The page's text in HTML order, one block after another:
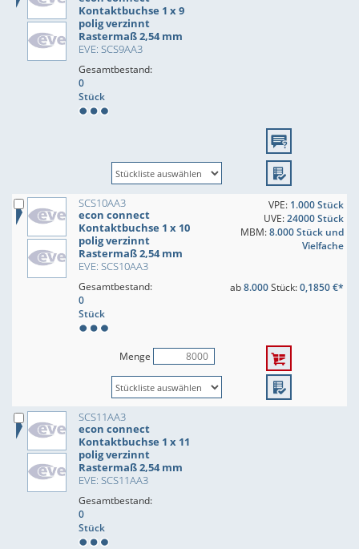
Kontaktbuchse 1 x 9
polig verzinnt
Rastermaß 2,54 mm
EVE: SCS9AA3
Gesamtbestand:
0
Stück
SCS10AA3
econ connect
Kontaktbuchse 1 x 10
polig verzinnt
Rastermaß 2,54 mm
EVE: SCS10AA3
VPE: 1.000 Stück
UVE:24000 Stück
MBM:8.000 Stück und
Vielfache
Gesamtbestand:
0
Stück
ab8.000Stück:0,1850 €*
Menge
SCS11AA3
econ connect
Kontaktbuchse 1 x 11
polig verzinnt
Rastermaß 2,54 mm
EVE: SCS11AA3
Gesamtbestand:
0
Stück